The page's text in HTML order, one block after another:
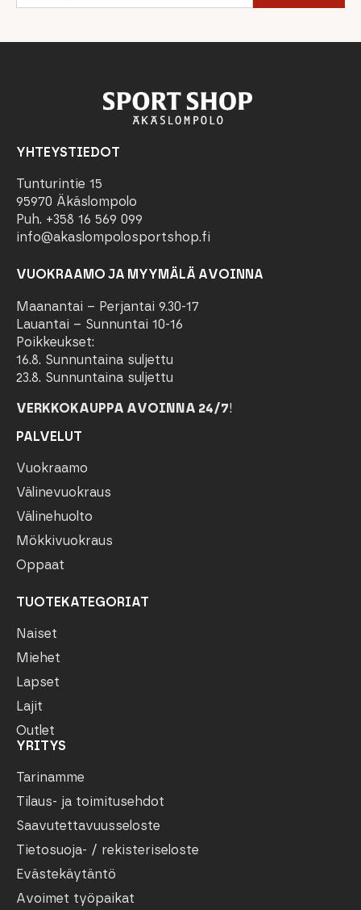
YHTEYSTIEDOT
Tunturintie 15
95970 Äkäslompolo
Puh. +358 16 569 099
info@akaslompolosportshop.fi
VUOKRAAMO JA MYYMÄLÄ AVOINNA
Maanantai – Perjantai 9.30-17
Lauantai – Sunnuntai 10-16
Poikkeukset:
16.8. Sunnuntaina suljettu
23.8. Sunnuntaina suljettu
VERKKOKAUPPA AVOINNA 24/7!
PALVELUT
Vuokraamo
Välinevuokraus
Välinehuolto
Mökkivuokraus
Oppaat
TUOTEKATEGORIAT
Naiset
Miehet
Lapset
Lajit
Outlet
YRITYS
Tarinamme
Tilaus- ja toimitusehdot
Saavutettavuusseloste
Tietosuoja- / rekisteriseloste
Evästekäytäntö
Avoimet työpaikat